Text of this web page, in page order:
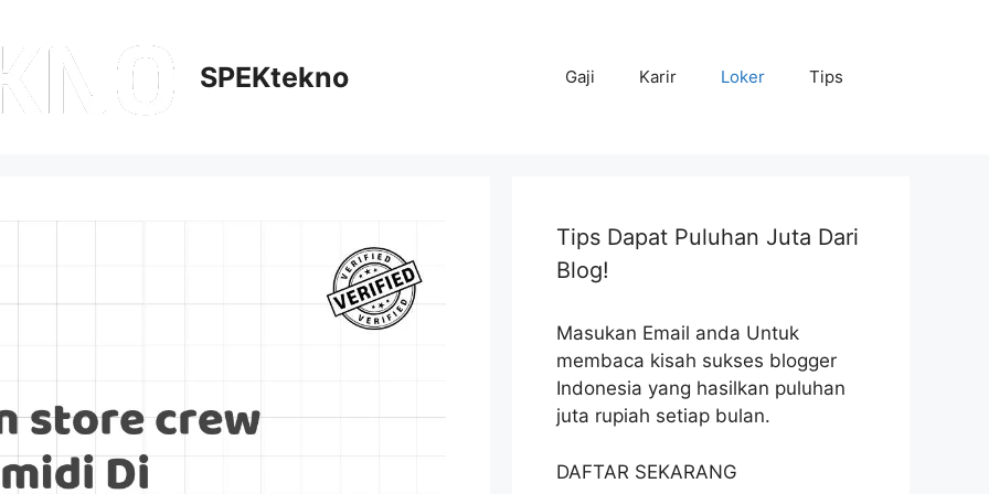
SPEKtekno Gaji Karir Loker Tips
Tips Dapat Puluhan Juta Dari
Blog!
Masukan Email anda Untuk
membaca kisah sukses blogger
Indonesia yang hasilkan puluhan
juta rupiah setiap bulan.
DAFTAR SEKARANG